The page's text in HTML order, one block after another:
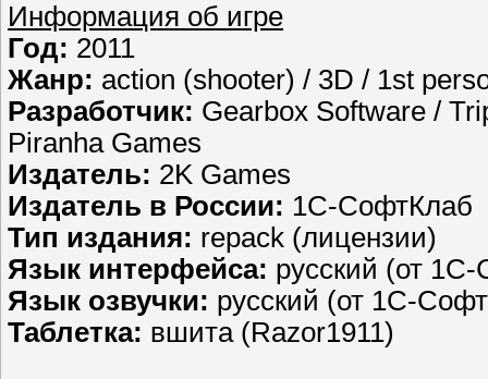
Информация об игре
Год: 2011
Жанр: action (shooter) / 3D / 1st
Разработчик: Gearbox Software /
Piranha Games
Издатель: 2K Games
Издатель в России: 1C-СофтКлаб
Тип издания: repack (лицензии)
Язык интерфейса: русский (от
Язык озвучки: русский (от 1C-
Таблетка: вшита (Razor1911)